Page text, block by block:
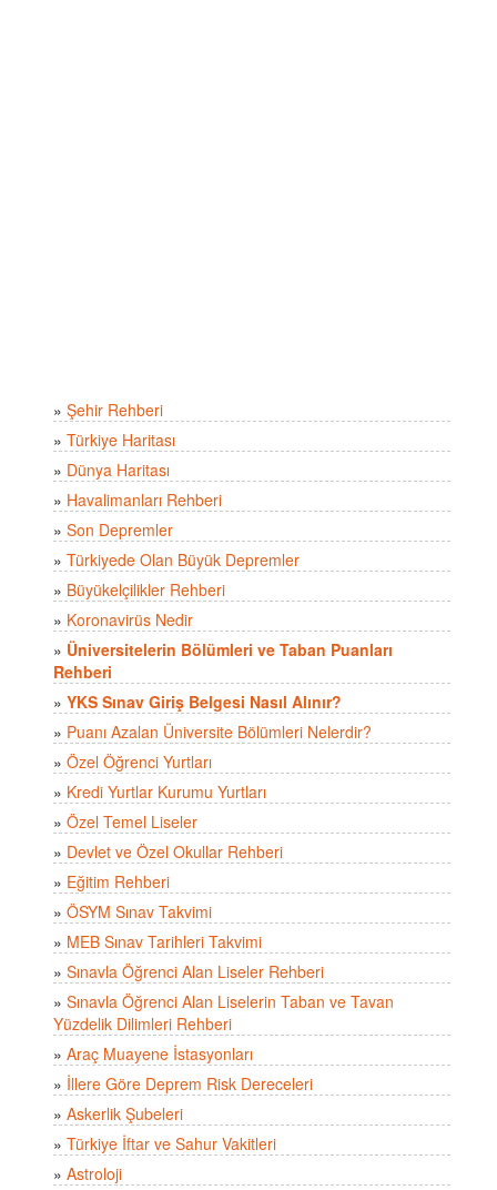
» Şehir Rehberi
» Türkiye Haritası
» Dünya Haritası
» Havalimanları Rehberi
» Son Depremler
» Türkiyede Olan Büyük Depremler
» Büyükelçilikler Rehberi
» Koronavirüs Nedir
» Üniversitelerin Bölümleri ve Taban Puanları
Rehberi
» YKS Sınav Giriş Belgesi Nasıl Alınır?
» Puanı Azalan Üniversite Bölümleri Nelerdir?
» Özel Öğrenci Yurtları
» Kredi Yurtlar Kurumu Yurtları
» Özel Temel Liseler
» Devlet ve Özel Okullar Rehberi
» Eğitim Rehberi
» ÖSYM Sınav Takvimi
» MEB Sınav Tarihleri Takvimi
» Sınavla Öğrenci Alan Liseler Rehberi
» Sınavla Öğrenci Alan Liselerin Taban ve Tavan
Yüzdelik Dilimleri Rehberi
» Araç Muayene İstasyonları
» İllere Göre Deprem Risk Dereceleri
» Askerlik Şubeleri
» Türkiye İftar ve Sahur Vakitleri
» Astroloji